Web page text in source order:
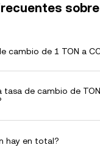
sobre
cambio de 1 TON a
de cambio de
hay en total?